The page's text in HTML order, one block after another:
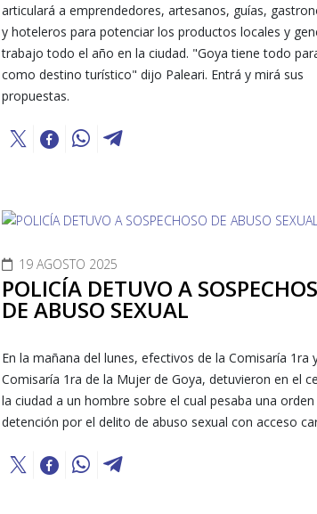
articulará a emprendedores, artesanos, guías,
y hoteleros para potenciar los productos locales y
trabajo todo el año en la ciudad. "Goya tiene todo
como destino turístico" dijo Paleari. Entrá y mirá sus
propuestas.
19 AGOSTO 2025
POLICÍA DETUVO A
DE ABUSO SEXUAL
En la mañana del lunes, efectivos de la Comisaría 1ra
Comisaría 1ra de la Mujer de Goya, detuvieron en el
la ciudad a un hombre sobre el cual pesaba una orden
detención por el delito de abuso sexual con acceso